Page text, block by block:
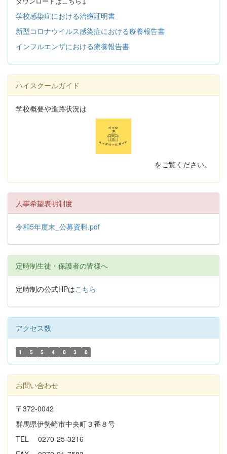
学校感染症における治癒証明書
新型コロナウイルス感染症における療養報告書
インフルエンザにおける療養報告書
ハイスクールガイド
学校概要や進路状況は
をご覧ください。
人事希望表明制度
令和5年度末_公募資料.pdf
定時制生徒・保護者の皆様へ
定時制の公式HPはこちら
アクセス数
1 5 5 4 8 3 8
お問い合わせ
〒372-0042
群馬県伊勢崎市中央町３番８号
TEL 0270-25-3216